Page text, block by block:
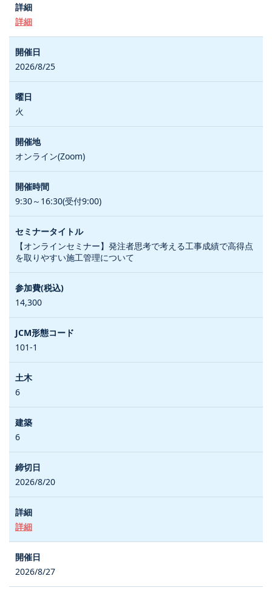
詳細
2026/8/25
火
オンライン(Zoom)
9:30～16:30(受付9:00)
【オンラインセミナー】発注者思考で考える工事成績で高得点
を取りやすい施工管理について
14,300
101-1
6
6
2026/8/20
詳細
2026/8/27